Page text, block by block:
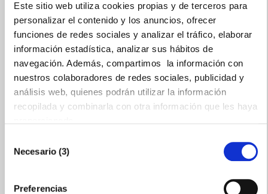
Este sitio web utiliza cookies propias y de terceros para
personalizar el contenido y los anuncios, ofrecer
funciones de redes sociales y analizar el tráfico, elaborar
información estadística, analizar sus hábitos de
navegación. Además, compartimos la información con
nuestros colaboradores de redes sociales, publicidad y
análisis web, quienes podrán utilizar la información
recopilada y combinarla con otra información que les haya
Necesario (3)
Preferencias
He leído y estoy de acuerdo con la